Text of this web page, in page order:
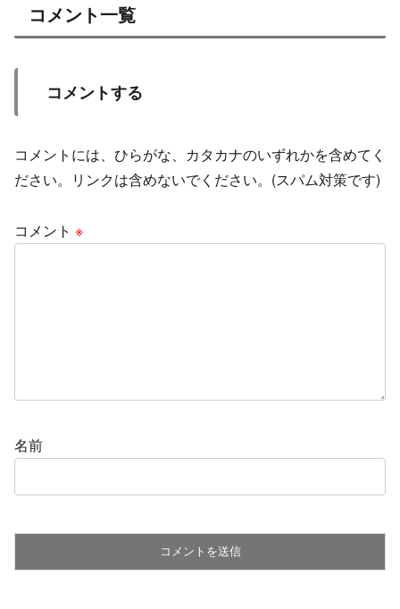
コメント一覧
コメントする
コメントには、ひらがな、カタカナのいずれかを含めてく
ださい。リンクは含めないでください。(スパム対策です)
コメント ※
名前